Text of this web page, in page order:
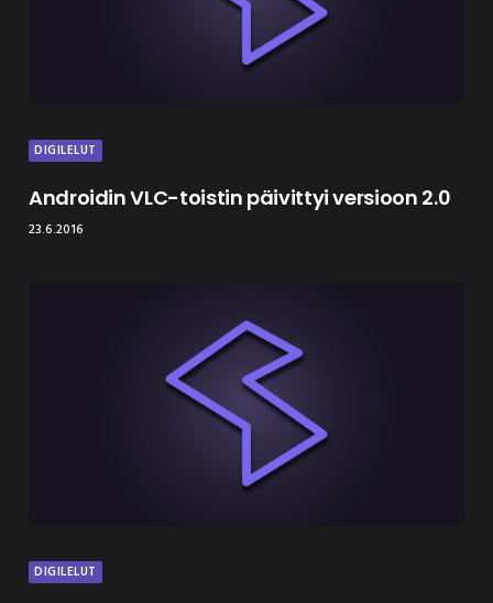
DIGILELUT
Androidin VLC-toistin päivittyi versioon 2.0
23.6.2016
DIGILELUT